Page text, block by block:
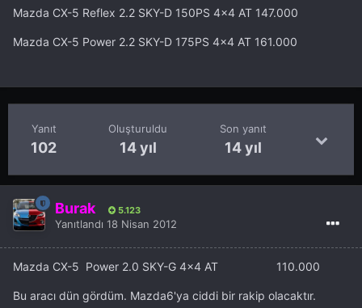
Mazda CX-5 Reflex 2.2 SKY-D 150PS 4x4 AT 147.000
Mazda CX-5 Power 2.2 SKY-D 175PS 4x4 AT 161.000
Yanıt
102
Oluşturuldu
14 yıl
Son yanıt
14 yıl
Burak 5.123
Yanıtlandı 18 Nisan 2012
Mazda CX-5 Power 2.0 SKY-G 4x4 AT 110.000
Bu aracı dün gördüm. Mazda6'ya ciddi bir rakip olacaktır.